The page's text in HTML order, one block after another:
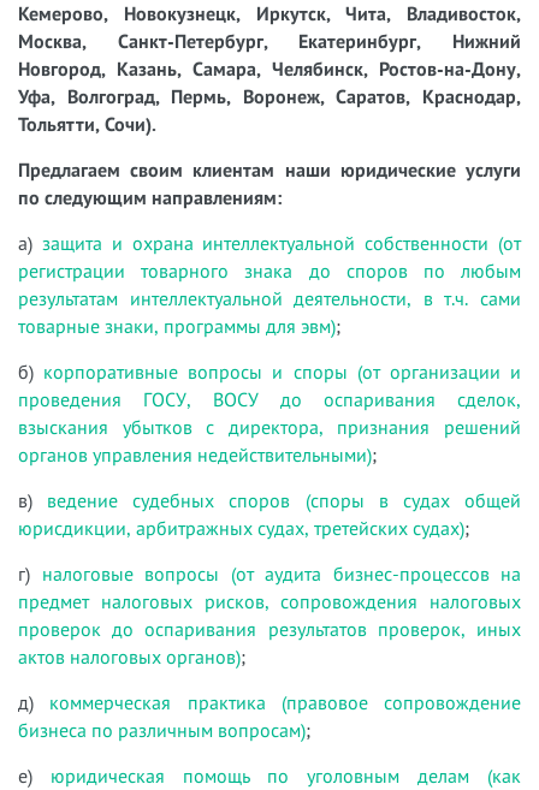
Кемерово, Новокузнецк, Иркутск, Чита, Владивосток,
Москва, Санкт-Петербург, Екатеринбург, Нижний
Новгород, Казань, Самара, Челябинск, Ростов-на-Дону,
Уфа, Волгоград, Пермь, Воронеж, Саратов, Краснодар,
Тольятти, Сочи).
Предлагаем своим клиентам наши юридические услуги
по следующим направлениям:
а) защита и охрана интеллектуальной собственности (от
регистрации товарного знака до споров по любым
результатам интеллектуальной деятельности, в т.ч. сами
товарные знаки, программы для эвм);
б) корпоративные вопросы и споры (от организации и
проведения ГОСУ, ВОСУ до оспаривания сделок,
взыскания убытков с директора, признания решений
органов управления недействительными);
в) ведение судебных споров (споры в судах общей
юрисдикции, арбитражных судах, третейских судах);
г) налоговые вопросы (от аудита бизнес-процессов на
предмет налоговых рисков, сопровождения налоговых
проверок до оспаривания результатов проверок, иных
актов налоговых органов);
д) коммерческая практика (правовое сопровождение
бизнеса по различным вопросам);
е) юридическая помощь по уголовным делам (как